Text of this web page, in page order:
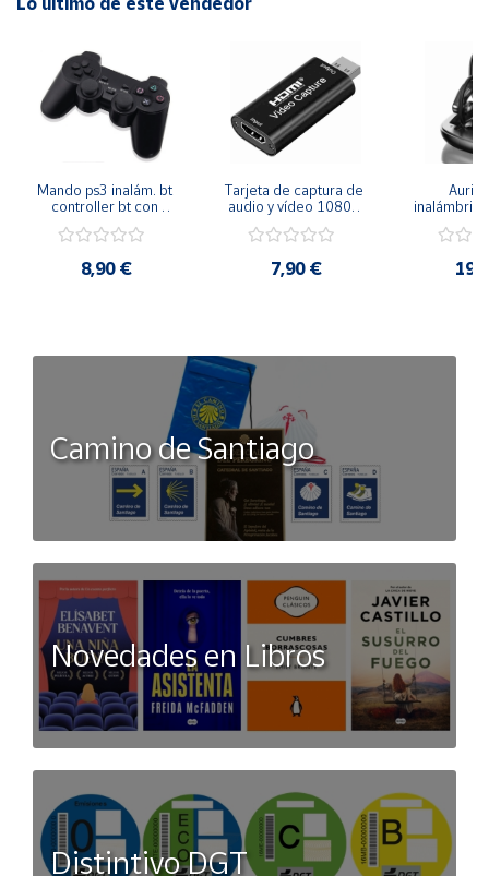
Mando ps3 inalám. bt
controller bt con
vibración
8,90 €
Tarjeta de captura de
audio y vídeo 1080p
7,90 €
manos
Camino de Santiago
Novedades en Libros
Distintivo DGT